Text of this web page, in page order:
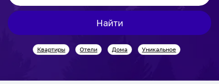
to
interact
with
calendar
to
interact
with
calendar
Найти
Квартиры Отели Дома Уникальное